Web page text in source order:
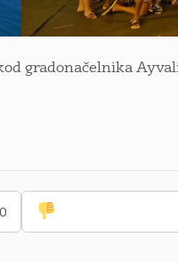
gradonačelnika
0